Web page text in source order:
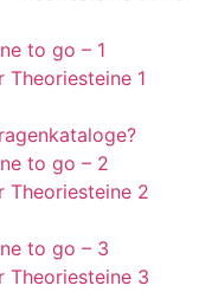
to go – 1
Theoriesteine 1
to go – 2
Theoriesteine 2
to go – 3
Theoriesteine 3